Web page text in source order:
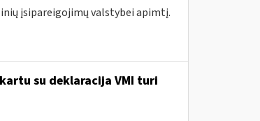
įsipareigojimų valstybei apimtį.
su deklaracija VMI turi